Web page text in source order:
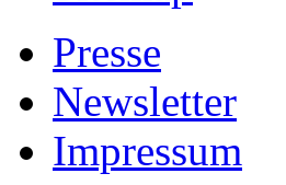
Presse
Newsletter
Impressum